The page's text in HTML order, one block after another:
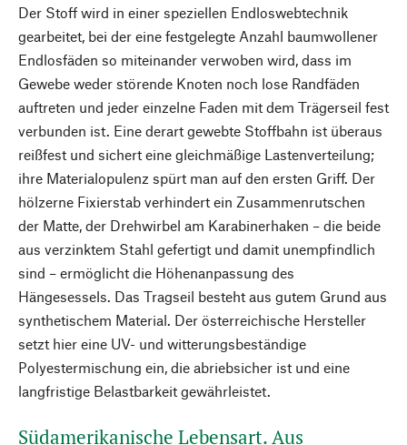
Der Stoff wird in einer speziellen Endloswebtechnik
gearbeitet, bei der eine festgelegte Anzahl baumwollener
Endlosfäden so miteinander verwoben wird, dass im
Gewebe weder störende Knoten noch lose Randfäden
auftreten und jeder einzelne Faden mit dem Trägerseil fest
verbunden ist. Eine derart gewebte Stoffbahn ist überaus
reißfest und sichert eine gleichmäßige Lastenverteilung;
ihre Materialopulenz spürt man auf den ersten Griff. Der
hölzerne Fixierstab verhindert ein Zusammenrutschen
der Matte, der Drehwirbel am Karabinerhaken – die beide
aus verzinktem Stahl gefertigt und damit unempfindlich
sind – ermöglicht die Höhenanpassung des
Hängesessels. Das Tragseil besteht aus gutem Grund aus
synthetischem Material. Der österreichische Hersteller
setzt hier eine UV- und witterungsbeständige
Polyestermischung ein, die abriebsicher ist und eine
langfristige Belastbarkeit gewährleistet.
Südamerikanische Lebensart. Aus